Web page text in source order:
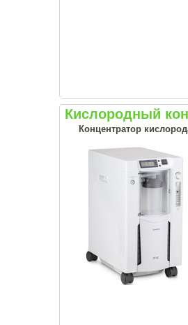
Кислородный
Концентратор